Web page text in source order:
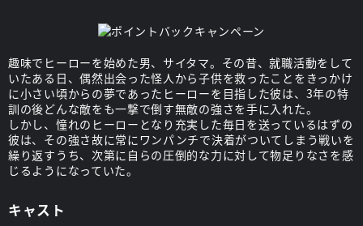
趣味でヒーローを始めた男、サイタマ。その昔、就職活動をして
いたある日、偶然出会った怪人から子供を救ったことをきっかけ
に小さい頃からの夢であったヒーローを目指した彼は、3年の特
訓の後どんな敵をも一撃で倒す無敵の強さを手に入れた。
しかし、憧れのヒーローとなり充実した毎日を送っているはずの
彼は、その強さ故に常にワンパンチで決着がついてしまう戦いを
繰り返すうち、次第に自らの圧倒的な力に対して物足りなさを感
じるようになっていた。
キャスト